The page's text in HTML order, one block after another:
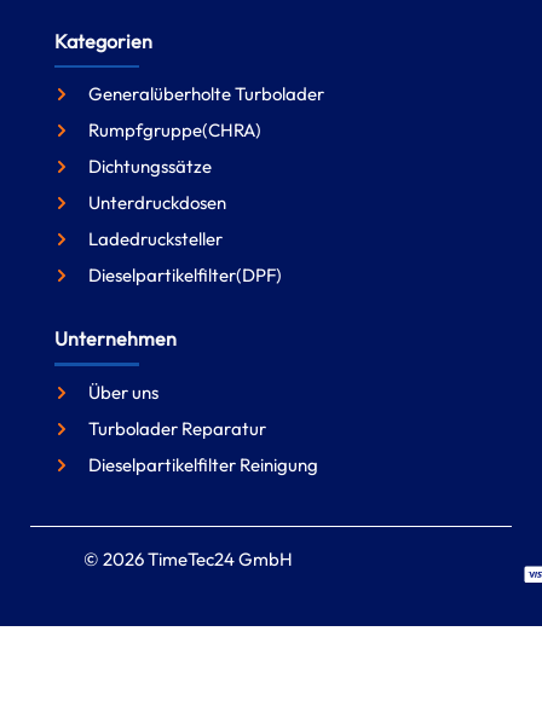
Kategorien
Generalüberholte Turbolader
Rumpfgruppe(CHRA)
Dichtungssätze
Unterdruckdosen
Ladedrucksteller
Dieselpartikelfilter(DPF)
Unternehmen
Über uns
Turbolader Reparatur
Dieselpartikelfilter Reinigung
© 2026 TimeTec24 GmbH